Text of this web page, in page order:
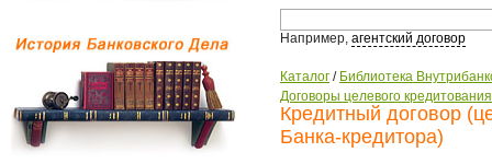
Например, агентский договор
Каталог / Библиотека
Договоры целевого кредитования
Кредитный договор
Банка-кредитора)